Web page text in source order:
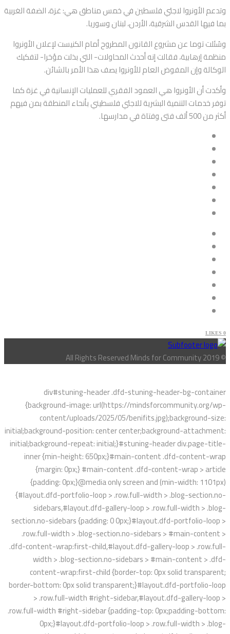
وتدعم الأونروا لاجئي فلسطين في خمس مناطق هي: غزة، الضفة الغربية
بما فيها القدس الشرقية، الأردن، لبنان وسوريا.
وسُئلت توما عن مشروع القانون المطروح أمام الكنيست لإعلان الأونروا
منظمة إرهابية، فقالت إنه أحدث المحاولات- التي بذلت مؤخرا- لتفكيك
الوكالة وإن المفوض العام للأونروا يصف هذا الأمر بالشائن.
وأكدت أن الأونروا هي العمود الفقري للعمليات الإنسانية في غزة كما
توفر خدمات التنمية البشرية للاجئي فلسطيني بأنحاء المنطقة بمن فيهم
أكثر من 500 ألف فتى وفتاة في مدارسها.
0
LIKES
© All Rights Reserved Minds for Community 2019
div#stuning-header .dfd-stuning-header-bg-container
{background-image: url(https://mindsforcommunity.org/wp-
content/uploads/2025/05/benifits.jpg);background-size:
initial;background-position: center center;background-attachment:
initial;background-repeat: initial;}#stuning-header div.page-title-
inner {min-height: 650px;}#main-content .dfd-content-wrap
{margin: 0px;} #main-content .dfd-content-wrap > article
{padding: 0px;}@media only screen and (min-width: 1101px)
{#layout.dfd-portfolio-loop > .row.full-width > .blog-section.no-
sidebars,#layout.dfd-gallery-loop > .row.full-width > .blog-
section.no-sidebars {padding: 0 0px;}#layout.dfd-portfolio-loop >
.row.full-width > .blog-section.no-sidebars > #main-content >
.dfd-content-wrap:first-child,#layout.dfd-gallery-loop > .row.full-
width > .blog-section.no-sidebars > #main-content > .dfd-
content-wrap:first-child {border-top: 0px solid transparent;
border-bottom: 0px solid transparent;}#layout.dfd-portfolio-loop
> .row.full-width #right-sidebar,#layout.dfd-gallery-loop >
.row.full-width #right-sidebar {padding-top: 0px;padding-bottom:
0px;}#layout.dfd-portfolio-loop > .row.full-width > .blog-